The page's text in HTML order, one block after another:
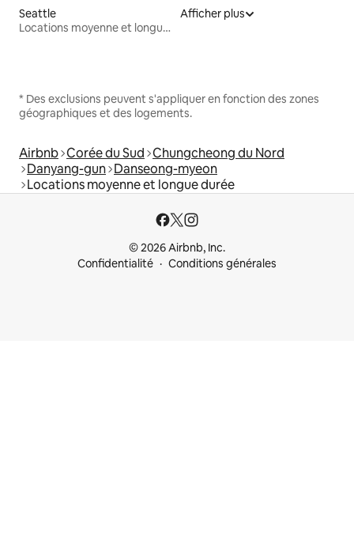
Seattle
Locations moyenne et longue durée
Afficher plus
* Des exclusions peuvent s'appliquer en fonction des zones
géographiques et des logements.
Airbnb Corée du Sud Chungcheong du Nord
Danyang-gun Danseong-myeon
Locations moyenne et longue durée
© 2026 Airbnb, Inc.
Confidentialité
Conditions générales